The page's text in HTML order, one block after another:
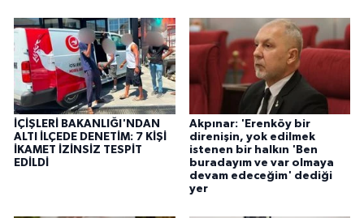
İÇİŞLERİ BAKANLIĞI'NDAN
ALTI İLÇEDE DENETİM: 7 KİŞİ
İKAMET İZİNSİZ TESPİT
EDİLDİ
Akpınar: 'Erenköy bir
direnişin, yok edilmek
istenen bir halkın 'Ben
buradayım ve var olmaya
devam edeceğim' dediği
yer